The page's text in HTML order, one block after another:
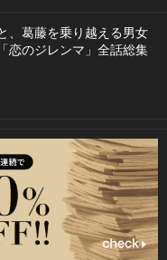
、葛藤を乗り越える男女
恋のジレンマ」全話総集